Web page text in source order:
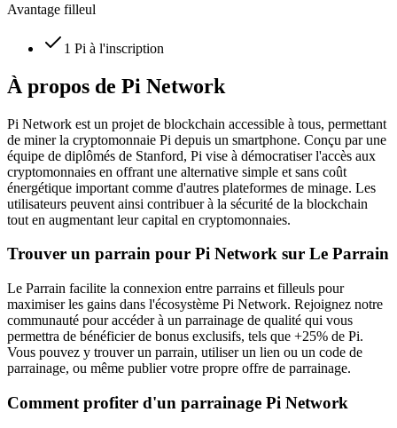
Avantage filleul
1 Pi à l'inscription
À propos de Pi Network
Pi Network est un projet de blockchain accessible à tous, permettant
de miner la cryptomonnaie Pi depuis un smartphone. Conçu par une
équipe de diplômés de Stanford, Pi vise à démocratiser l'accès aux
cryptomonnaies en offrant une alternative simple et sans coût
énergétique important comme d'autres plateformes de minage. Les
utilisateurs peuvent ainsi contribuer à la sécurité de la blockchain
tout en augmentant leur capital en cryptomonnaies.
Trouver un parrain pour Pi Network sur Le Parrain
Le Parrain facilite la connexion entre parrains et filleuls pour
maximiser les gains dans l'écosystème Pi Network. Rejoignez notre
communauté pour accéder à un parrainage de qualité qui vous
permettra de bénéficier de bonus exclusifs, tels que +25% de Pi.
Vous pouvez y trouver un parrain, utiliser un lien ou un code de
parrainage, ou même publier votre propre offre de parrainage.
Comment profiter d'un parrainage Pi Network